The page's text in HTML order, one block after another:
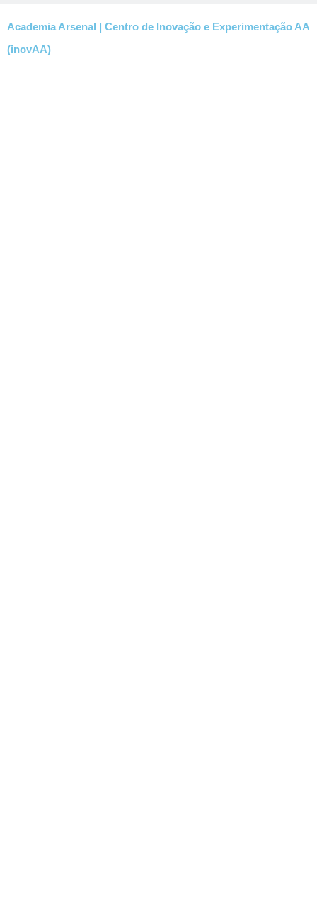
Academia Arsenal | Centro de Inovação e Experimentação AA
(inovAA)